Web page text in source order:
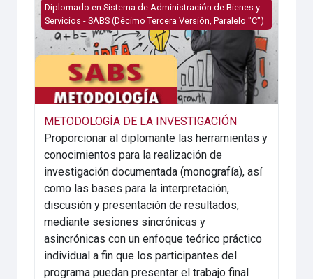
Course image METODOLOGÍA DE LA INVESTIGACIÓN
Diplomado en Sistema de Administración de Bienes y
Servicios - SABS (Décimo Tercera Versión, Paralelo "C")
METODOLOGÍA DE LA INVESTIGACIÓN
Proporcionar al diplomante las herramientas y
conocimientos para la realización de
investigación documentada (monografía), así
como las bases para la interpretación,
discusión y presentación de resultados,
mediante sesiones sincrónicas y
asincrónicas con un enfoque teórico práctico
individual a fin que los participantes del
programa puedan presentar el trabajo final